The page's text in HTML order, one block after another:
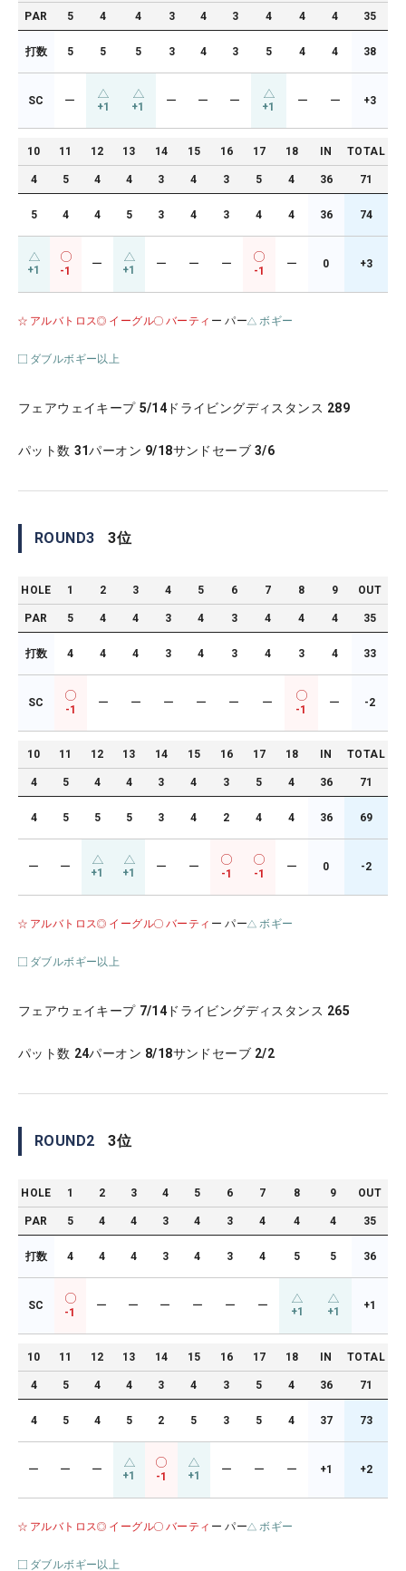
PAR 5 4 4 3 4 3 4 4 4 35
打数 5 5 5 3 4 3 5 4 4 38
SC ー +1 +1 ー ー ー +1 ー ー +3
10 11 12 13 14 15 16 17 18 IN TOTAL
4 5 4 4 3 4 3 5 4 36 71
5 4 4 5 3 4 3 4 4 36 74
+1 -1
ー +1 ー ー ー
-1
ー 0 +3
アルバトロス イーグル バーティ ー パー ボギー
ダブルボギー以上
フェアウェイキープ 5/14 ドライビングディスタンス 289
パット数 31パーオン 9/18サンドセーブ 3/6
ROUND3 3位
HOLE 1 2 3 4 5 6 7 8 9 OUT
PAR 5 4 4 3 4 3 4 4 4 35
打数 4 4 4 3 4 3 4 3 4 33
SC
-1
ー ー ー ー ー ー
-1
ー -2
10 11 12 13 14 15 16 17 18 IN TOTAL
4 5 4 4 3 4 3 5 4 36 71
4 5 5 5 3 4 2 4 4 36 69
ー ー +1 +1 ー ー
-1 -1
ー 0 -2
アルバトロス イーグル バーティ ー パー ボギー
ダブルボギー以上
フェアウェイキープ 7/14 ドライビングディスタンス 265
パット数 24パーオン 8/18サンドセーブ 2/2
ROUND2 3位
HOLE 1 2 3 4 5 6 7 8 9 OUT
PAR 5 4 4 3 4 3 4 4 4 35
打数 4 4 4 3 4 3 4 5 5 36
SC
-1
ー ー ー ー ー ー +1 +1 +1
10 11 12 13 14 15 16 17 18 IN TOTAL
4 5 4 4 3 4 3 5 4 36 71
4 5 4 5 2 5 3 5 4 37 73
ー ー ー +1 -1 +1 ー ー ー +1 +2
アルバトロス イーグル バーティ ー パー ボギー
ダブルボギー以上